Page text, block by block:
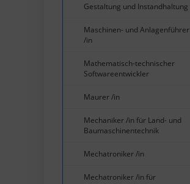
Gestaltung und Instandhaltung
Maschinen- und Anlagenführer
/in
Mathematisch-technischer
Softwareentwickler
Maurer /in
Mechaniker /in für Land- und
Baumaschinentechnik
Mechatroniker /in
Mechatroniker /in für